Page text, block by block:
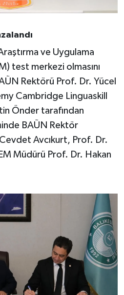
ve Uygulama
test merkezi olmasını
Rektörü Prof. Dr. Yücel
Cambridge Linguaskill
Önder tarafından
BAÜN Rektör
Cevdet Avcıkurt, Prof. Dr.
Müdürü Prof. Dr. Hakan